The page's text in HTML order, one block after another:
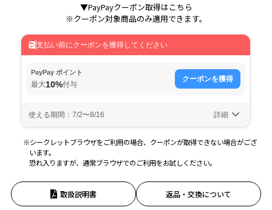
▼PayPayクーポン取得はこちら
※クーポン対象商品のみ適用できます。
※シークレットブラウザをご利用の場合、クーポンが取得できない場合がござ
います。
恐れ入りますが、通常ブラウザでのご利用をお試しください。
取扱説明書 返品・交換について